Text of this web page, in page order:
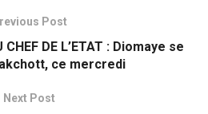
Post
CHEF DE L’ETAT : Diomaye se
ce mercredi
Next Post